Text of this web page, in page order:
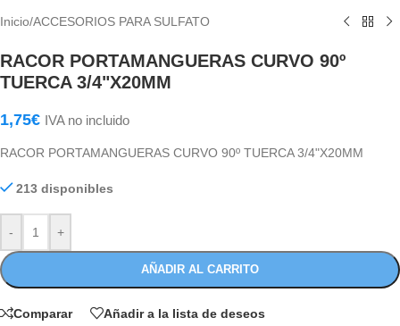
Inicio/ACCESORIOS PARA SULFATO
RACOR PORTAMANGUERAS CURVO 90º
TUERCA 3/4"X20MM
1,75€ IVA no incluido
RACOR PORTAMANGUERAS CURVO 90º TUERCA 3/4"X20MM
213 disponibles
- +
AÑADIR AL CARRITO
Comparar Añadir a la lista de deseos